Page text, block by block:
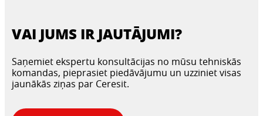
VAI JUMS IR JAUTĀJUMI?
Saņemiet ekspertu konsultācijas no mūsu tehniskās
komandas, pieprasiet piedāvājumu un uzziniet visas
jaunākās ziņas par Ceresit.